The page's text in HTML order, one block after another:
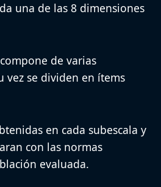
una de las 8 dimensiones
de varias
vez se dividen en ítems
en cada subescala y
con las normas
evaluada.